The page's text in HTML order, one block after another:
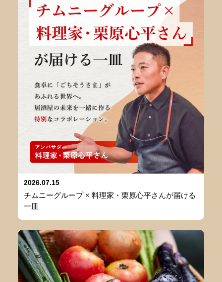
2026.07.15
チムニーグループ × 料理家・栗原心平さんが届ける
一皿